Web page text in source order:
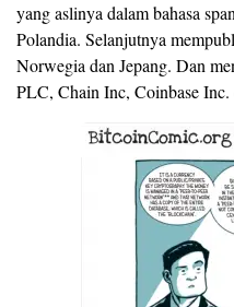
yang aslinya dalam bahasa
Polandia. Selanjutnya
Norwegia dan Jepang. Dan
PLC, Chain Inc, Coinbase